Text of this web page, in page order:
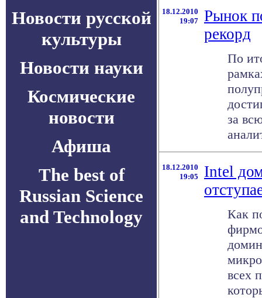
Новости русской
культуры
Новости науки
Космические
новости
Афиша
The best of
Russian Science
and Technology
18.12.2010
19:07
Рынок
рекорд
По
за
18.12.2010
19:05
Intel
Как
всех